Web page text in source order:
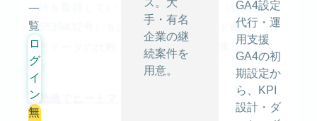
一
覧
ロ
グ
イ
ン
無
ス。大
手・有名
企業の継
続案件を
用意。
GA4設定
代行・運
用支援
GA4の初
期設定か
ら、KPI
設計・ダ
許を取得している「期間比較機能」（特許第
6539432号）をはじめ、「セグメント機能」な
どデータの比較、絞り込み機能も充実していま
動画でヒートマップ機能を知る >